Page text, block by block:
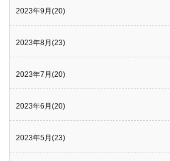
2023年9月(20)
2023年8月(23)
2023年7月(20)
2023年6月(20)
2023年5月(23)